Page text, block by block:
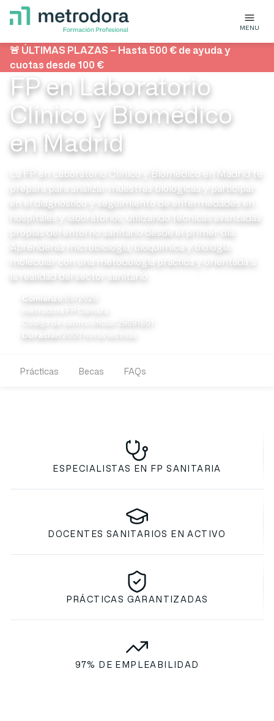
MENU
🚨 ÚLTIMAS PLAZAS – Hasta 500 € de ayuda y
cuotas desde 100 €
FP en Laboratorio
Clínico y Biomédico
en Madrid
La FP en Laboratorio Clínico y Biomédico en Madrid te
prepara para analizar muestras biológicas y participar
en el diagnóstico y seguimiento de enfermedades en
hospitales y laboratorios, utilizando técnicas avanzadas
propias del entorno sanitario desde el primer día.
Aprenderás microbiología, bioquímica y biología
molecular con una metodología práctica y orientada a
la realidad del sector sanitario.
Comienzo:
09/2026
Código de centro oficial: 28081601
Duración:
2000 horas lectivas
Prácticas Becas FAQs
ESPECIALISTAS EN FP SANITARIA
DOCENTES SANITARIOS EN ACTIVO
PRÁCTICAS GARANTIZADAS
97% DE EMPLEABILIDAD